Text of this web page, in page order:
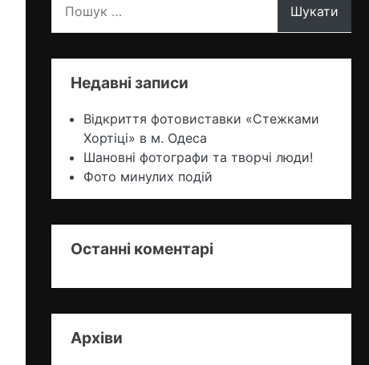
Недавні записи
Відкриття фотовиставки «Стежками
Хортіцi» в м. Одеса
Шановні фотографи та творчі люди!
Фото минулих подій
Останні коментарі
Архіви